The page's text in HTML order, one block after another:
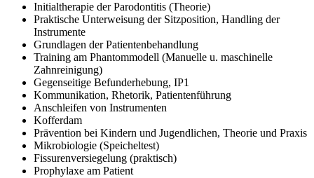
Initialtherapie der Parodontitis (Theorie)
Praktische Unterweisung der Sitzposition, Handling der
Instrumente
Grundlagen der Patientenbehandlung
Training am Phantommodell (Manuelle u. maschinelle
Zahnreinigung)
Gegenseitige Befunderhebung, IP1
Kommunikation, Rhetorik, Patientenführung
Anschleifen von Instrumenten
Kofferdam
Prävention bei Kindern und Jugendlichen, Theorie und Praxis
Mikrobiologie (Speicheltest)
Fissurenversiegelung (praktisch)
Prophylaxe am Patient